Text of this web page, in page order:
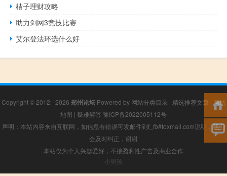
桔子理财攻略
助力剑网3竞技比赛
艾尔登法环选什么好
Copyright © 2012 - 2026 郑州论坛 Powered by 网站分类目录 | 精选推荐文章 | 网站
地图 | 疑难解答 豫ICP备2022005112号
声明：本站内容来自互联网，如信息有错误可发邮件到f_fb#foxmail.com说明，我们
会及时纠正，谢谢
本站仅为个人兴趣爱好，不接盈利性广告及商业合作
小男孩